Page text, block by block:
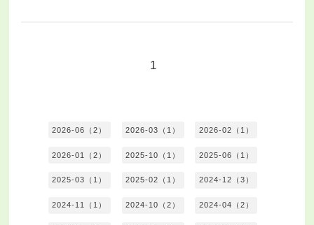
1
2026-06（2） 2026-03（1） 2026-02（1）
2026-01（2） 2025-10（1） 2025-06（1）
2025-03（1） 2025-02（1） 2024-12（3）
2024-11（1） 2024-10（2） 2024-04（2）